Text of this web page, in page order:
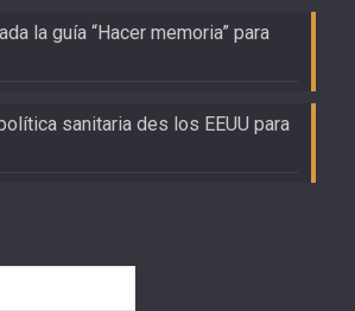
la guía “Hacer memoria” para
sanitaria des los EEUU para